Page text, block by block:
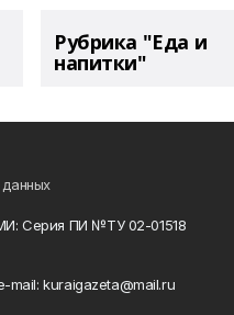
Рубрика "Еда и
напитки"
Серия ПИ №ТУ 02-01518
mail: kuraigazeta@mail.ru